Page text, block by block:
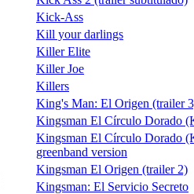
Kick-Ass
Kill your darlings
Killer Elite
Killer Joe
Killers
King's Man: El Origen (trailer
Kingsman El Círculo Dorado
Kingsman El Círculo Dorado
greenband version
Kingsman El Origen (trailer 2)
Kingsman: El Servicio Secreto